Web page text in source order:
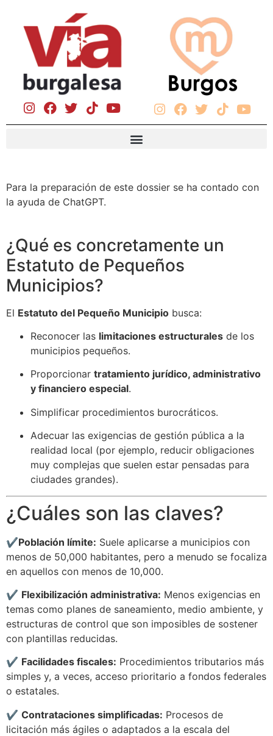
Para la preparación de este dossier se ha contado con
la ayuda de ChatGPT.
¿Qué es concretamente un
Estatuto de Pequeños
Municipios?
El Estatuto del Pequeño Municipio busca:
Reconocer las limitaciones estructurales de los
municipios pequeños.
Proporcionar tratamiento jurídico, administrativo
y financiero especial.
Simplificar procedimientos burocráticos.
Adecuar las exigencias de gestión pública a la
realidad local (por ejemplo, reducir obligaciones
muy complejas que suelen estar pensadas para
ciudades grandes).
¿Cuáles son las claves?
✔️Población límite: Suele aplicarse a municipios con
menos de 50,000 habitantes, pero a menudo se focaliza
en aquellos con menos de 10,000.
✔️ Flexibilización administrativa: Menos exigencias en
temas como planes de saneamiento, medio ambiente, y
estructuras de control que son imposibles de sostener
con plantillas reducidas.
✔️ Facilidades fiscales: Procedimientos tributarios más
simples y, a veces, acceso prioritario a fondos federales
o estatales.
✔️ Contrataciones simplificadas: Procesos de
licitación más ágiles o adaptados a la escala del